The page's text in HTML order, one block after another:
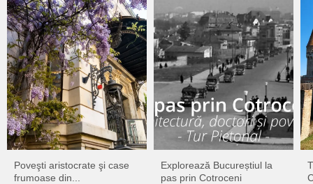
Poveşti aristocrate şi case
frumoase din...
Explorează Bucureștiul la
pas prin Cotroceni